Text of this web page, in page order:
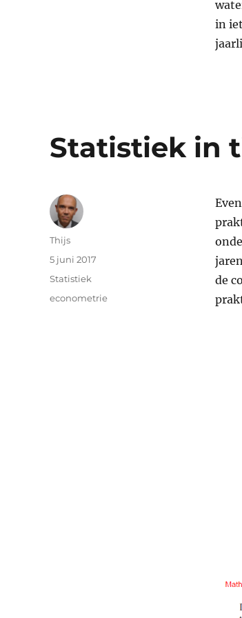
in
Statistiek in
de
Auteur
Thijs
Geplaatst
5 juni 2017
Categorieën
Statistiek
Tags
econometrie